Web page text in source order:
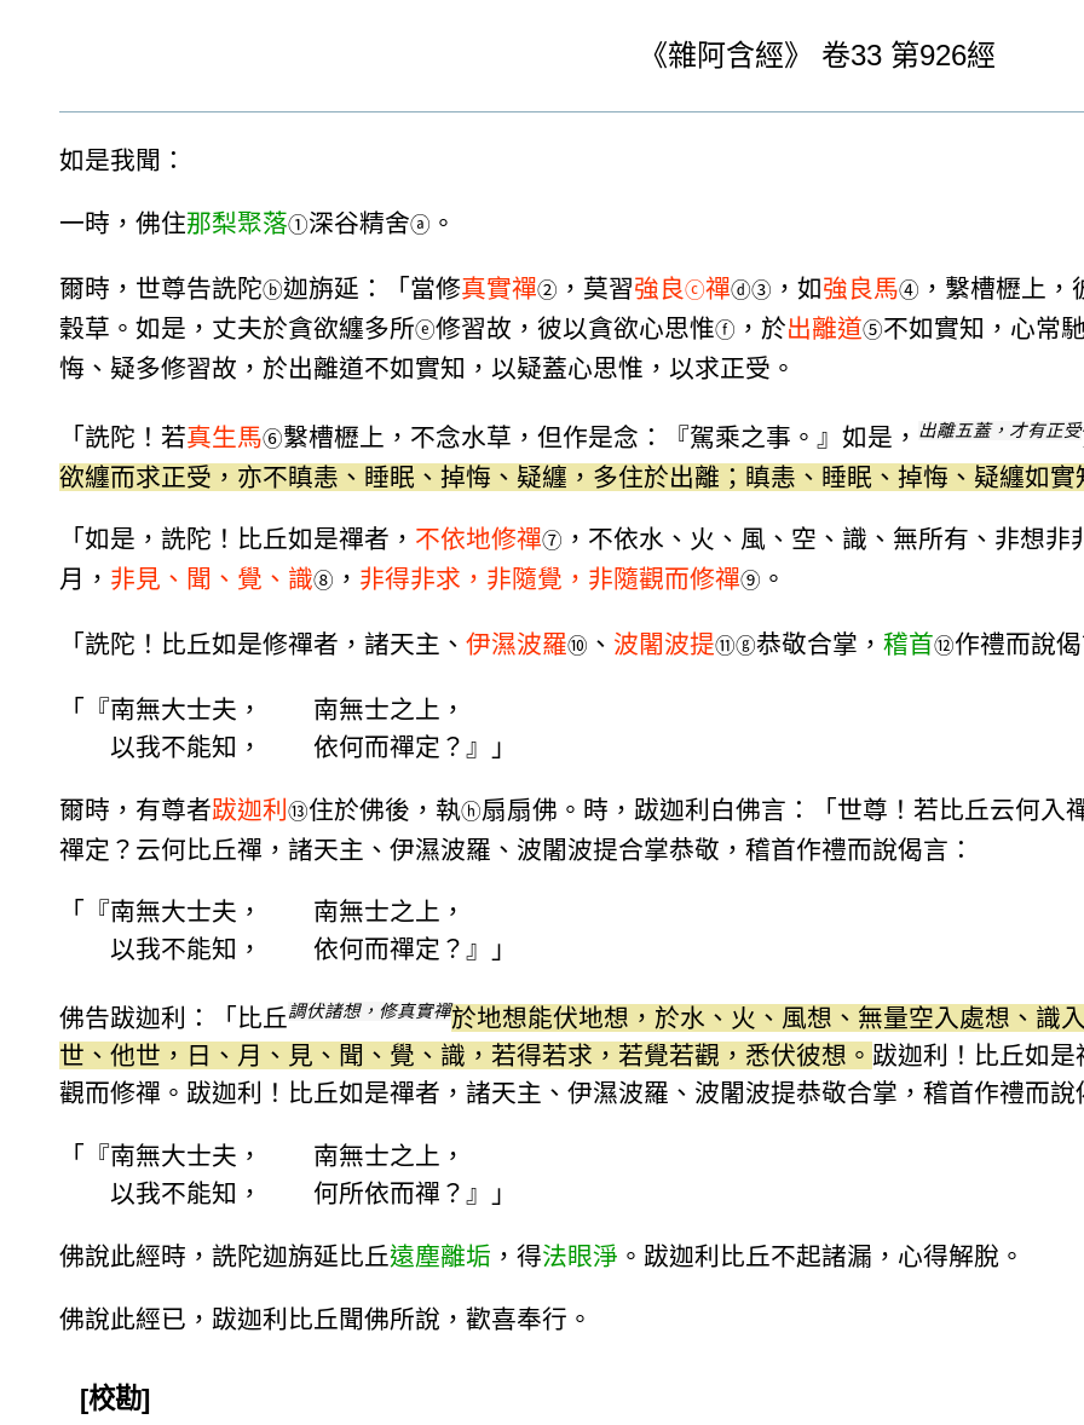
《雜阿含經》 卷33 第926經
如是我聞：
一時，佛住那梨聚落①深谷精舍ⓐ 。
爾時，世尊告詵陀ⓑ迦旃延：「當修真實禪② ，莫習強良ⓒ禪ⓓ③ ，如強良馬④ ，繫槽櫪上
穀草。如是，丈夫於貪欲纏多所ⓔ修習故，彼以貪欲心思惟ⓕ ，於出離道⑤不如實知，心常
悔、疑多修習故，於出離道不如實知，以疑蓋心思惟，以求正受。
「詵陀！若真生馬⑥繫槽櫪上，不念水草，但作是念：『駕乘之事。』如是， 出離五蓋，才有正受
欲纏而求正受，亦不瞋恚、睡眠、掉悔、疑纏，多住於出離；瞋恚、睡眠、掉悔、疑纏如
「如是，詵陀！比丘如是禪者， 不依地修禪⑦ ，不依水、火、風、空、識、無所有、非想
月， 非見、聞、覺、識⑧ ， 非得非求，非隨覺，非隨觀而修禪⑨ 。
「詵陀！比丘如是修禪者，諸天主、 伊濕波羅⑩ 、 波闍波提⑪ⓖ恭敬合掌， 稽首⑫作禮而說
「『南無大士夫， 南無士之上，
以我不能知， 依何而禪定？』」
爾時，有尊者跋迦利 ⑬住於佛後，執ⓗ扇扇佛。時，跋迦利白佛言：「世尊！若比丘云何入
禪定？云何比丘禪，諸天主、伊濕波羅、波闍波提合掌恭敬，稽首作禮而說偈言：
「『南無大士夫， 南無士之上，
以我不能知， 依何而禪定？』」
佛告跋迦利：「比丘調伏諸想，修真實禪於地想能伏地想，於水、火、風想、無量空入處想、識
世、他世，日、月、見、聞、覺、識，若得若求，若覺若觀，悉伏彼想。 跋迦利！比丘如
觀而修禪。跋迦利！比丘如是禪者，諸天主、伊濕波羅、波闍波提恭敬合掌，稽首作禮而說
「『南無大士夫， 南無士之上，
以我不能知， 何所依而禪？』」
佛說此經時，詵陀迦旃延比丘遠塵離垢 ，得法眼淨 。跋迦利比丘不起諸漏，心得解脫。
佛說此經已，跋迦利比丘聞佛所說，歡喜奉行。
[校勘]